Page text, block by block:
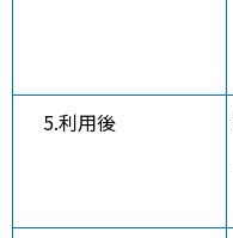
5.利用後